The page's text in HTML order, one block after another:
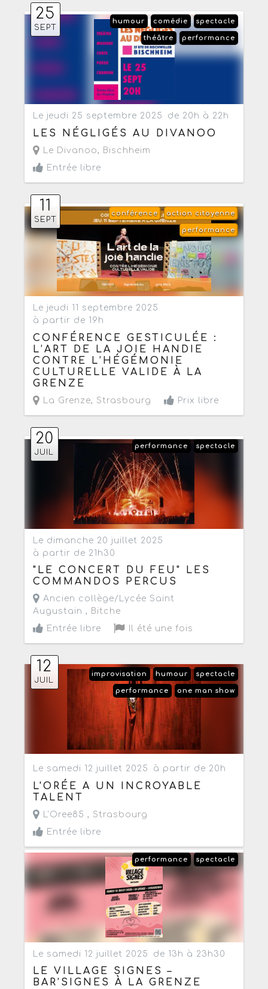
25
SEPT
spectacle
comédie
humour
performance
théâtre
Le jeudi 25 septembre 2025 de 20h à 22h
LES NÉGLIGÉS AU DIVANOO
Le Divanoo, Bischheim
Entrée libre
11
SEPT
action citoyenne
conférence
performance
Le jeudi 11 septembre 2025
à partir de 19h
CONFÉRENCE GESTICULÉE :
L’ART DE LA JOIE HANDIE
CONTRE L’HÉGÉMONIE
CULTURELLE VALIDE À LA
GRENZE
La Grenze, Strasbourg Prix libre
20
JUIL
spectacle
performance
Le dimanche 20 juillet 2025
à partir de 21h30
"LE CONCERT DU FEU" LES
COMMANDOS PERCUS
Ancien collège/Lycée Saint
Augustain , Bitche
Entrée libre
Il été une fois
12
JUIL
spectacle
humour
improvisation
one man show
performance
Le samedi 12 juillet 2025 à partir de 20h
L'ORÉE A UN INCROYABLE
TALENT
L'Oree85 , Strasbourg
Entrée libre
spectacle
performance
Le samedi 12 juillet 2025 de 13h à 23h30
LE VILLAGE SIGNES –
BAR’SIGNES À LA GRENZE